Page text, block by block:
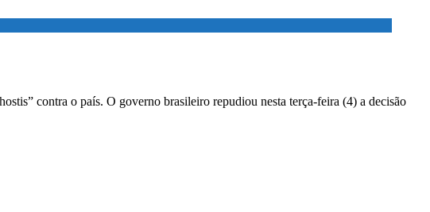
contra o país. O governo brasileiro repudiou nesta terça-feira (4) a decisão